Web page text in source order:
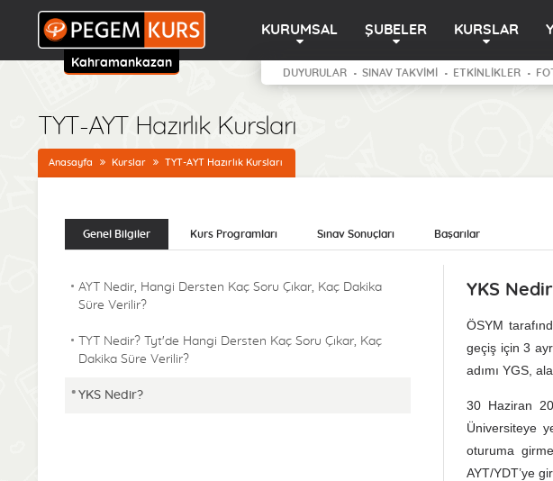
Kahramankazan
KURUMSAL ŞUBELER KURSLAR
DUYURULAR SINAV TAKVİMİ ETKİNLİKLER
TYT-AYT Hazırlık Kursları
Anasayfa Kurslar TYT-AYT Hazırlık Kursları
Genel Bilgiler Kurs Programları Sınav Sonuçları Başarılar
AYT Nedir, Hangi Dersten Kaç Soru Çıkar, Kaç Dakika
Süre Verilir?
TYT Nedir? Tyt'de Hangi Dersten Kaç Soru Çıkar, Kaç
Dakika Süre Verilir?
YKS Nedir?
YKS
ÖSYM
geçiş için 3
adımı YGS,
30 Haziran
Üniversiteye
oturuma
AYT/YDT’ye